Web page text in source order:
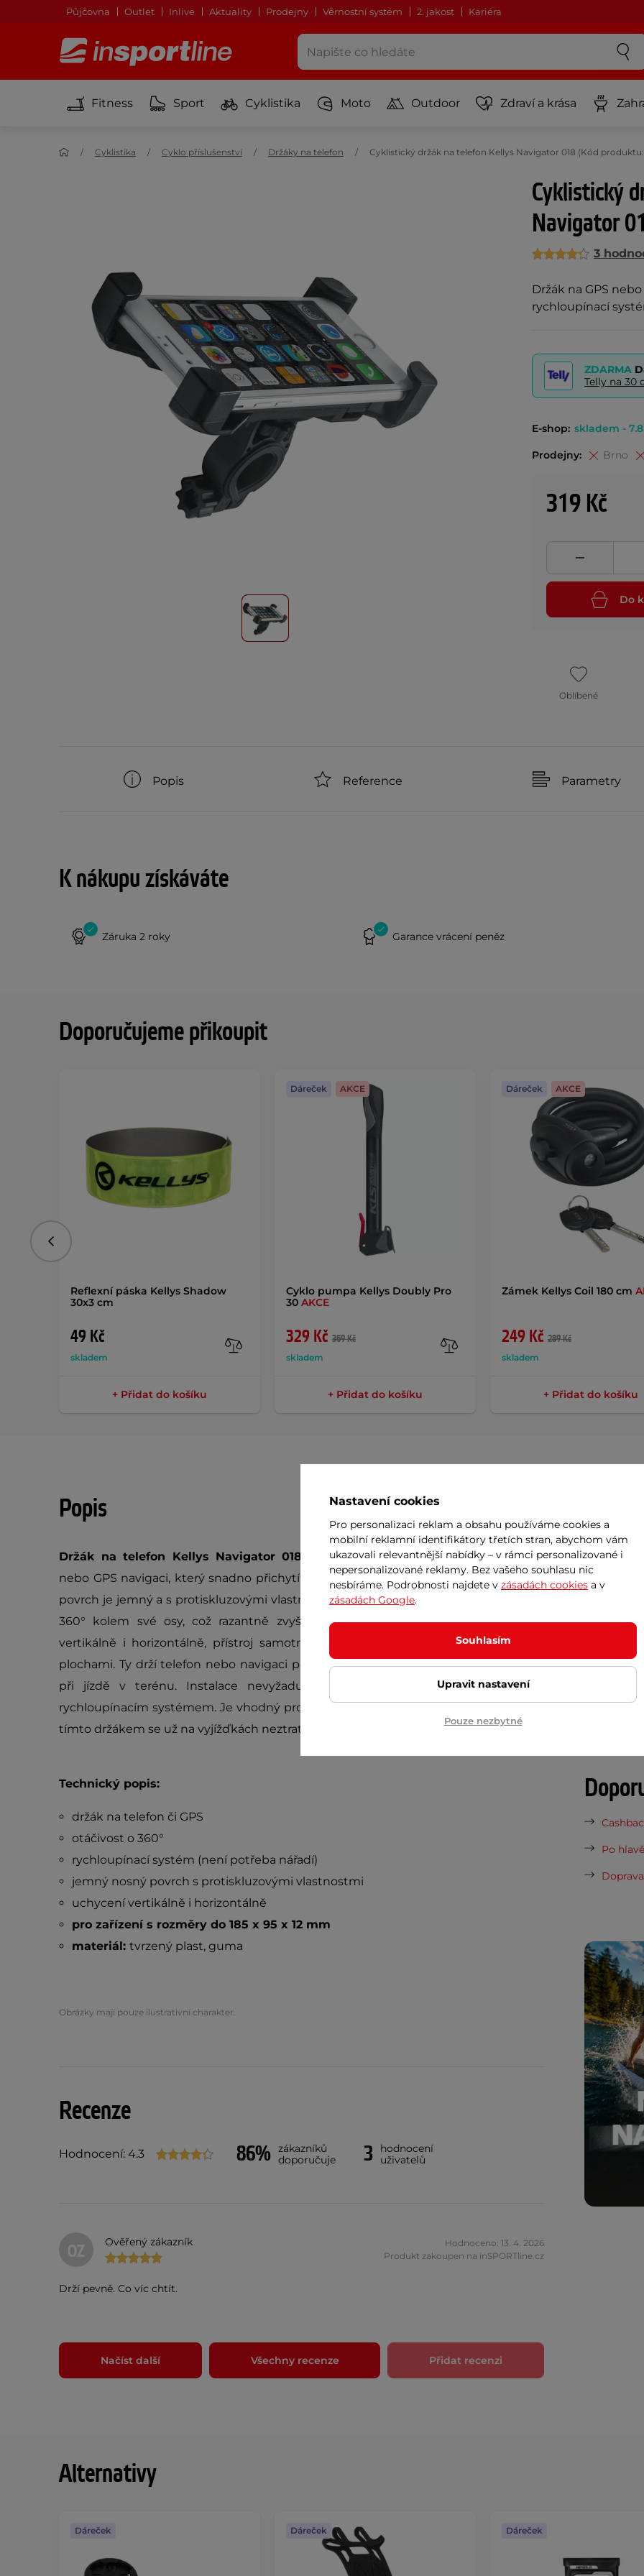
Půjčovna Outlet Inlive Aktuality Prodejny Věrnostní systém 2. jakost Kariéra
Fitness Sport Cyklistika Moto Outdoor Zdraví a krása
Cyklistika Cyklo příslušenství Držáky na telefon Cyklistický držák na telefon Kellys Navigator 018 (Kód produktu:
Cyklistický
Navigator
3
Držák na GPS
rychloupínací
ZDARMA
Telly na 30
E-shop: skladem -
Prodejny: Brno
319 Kč
Do
Oblíbené
Popis Reference Parametry
K nákupu získáváte
Záruka 2 roky Garance vrácení peněz
Doporučujeme přikoupit
Reflexní páska Kellys Shadow
30x3 cm
49 Kč
skladem
+ Přidat do košíku
Cyklo pumpa Kellys Doubly Pro
30 AKCE
329 Kč 369 Kč
skladem
Dáreček AKCE
+ Přidat do košíku
Zámek Kellys Coil 180 cm
249 Kč 289 Kč
skladem
Dáreček AKCE
+ Přidat do košíku
Předchozí
Popis
Držák na telefon Kellys Navigator 018
je univerzální doplněk pro smartphone
nebo GPS navigaci, který snadno přichytíte k řídítkům kola nebo koloběžky. Nosný
povrch je jemný a s protiskluzovými vlastnostmi. Držák Kellys Navigator lze otáčet o
360° kolem své osy, což razantně zvyšuje jeho variabilitu. Uchycení je možné
vertikálně i horizontálně, přístroj samotný je zachycen mezi čtyřmi podpůrnými
plochami. Ty drží telefon nebo navigaci pevně na svém místě, nemusíte se bát ani
při jízdě v terénu. Instalace nevyžaduje nářadí, držák stačí pouze připevnit
rychloupínacím systémem. Je vhodný pro zařízení s rozměry do 185 x 95 x 12 mm. S
tímto držákem se už na vyjížďkách neztratíte.
Technický popis:
držák na telefon či GPS
otáčivost o 360°
rychloupínací systém (není potřeba nářadí)
jemný nosný povrch s protiskluzovými vlastnostmi
uchycení vertikálně i horizontálně
pro zařízení s rozměry do 185 x 95 x 12 mm
materiál: tvrzený plast, guma
Obrázky mají pouze ilustrativní charakter.
Recenze
Hodnocení: 4.3 86% zákazníků
doporučuje
3
hodnocení
uživatelů
OZ Ověřený zákazník
Hodnoceno: 13. 4. 2026
Produkt zakoupen na inSPORTline.cz
Drží pevně. Co víc chtít.
Načíst další Všechny recenze Přidat recenzi
Materiál
7
Nová
Vaše
Po
Alternativy
Dáreček Dáreček Dáreček
Nastavení cookies
Pro personalizaci reklam a obsahu používáme cookies a
mobilní reklamní identifikátory třetích stran, abychom vám
ukazovali relevantnější nabídky – v rámci personalizované i
nepersonalizované reklamy. Bez vašeho souhlasu nic
nesbíráme. Podrobnosti najdete v zásadách cookies a v
zásadách Google.
Souhlasím
Upravit nastavení
Pouze nezbytné